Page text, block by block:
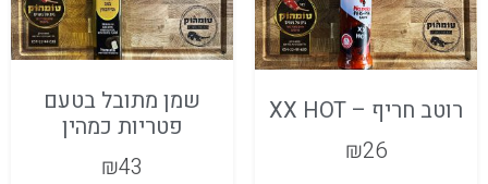
רוטב חריף – XX HOT
₪26
שמן מתובל בטעם
פטריות כמהין
₪43